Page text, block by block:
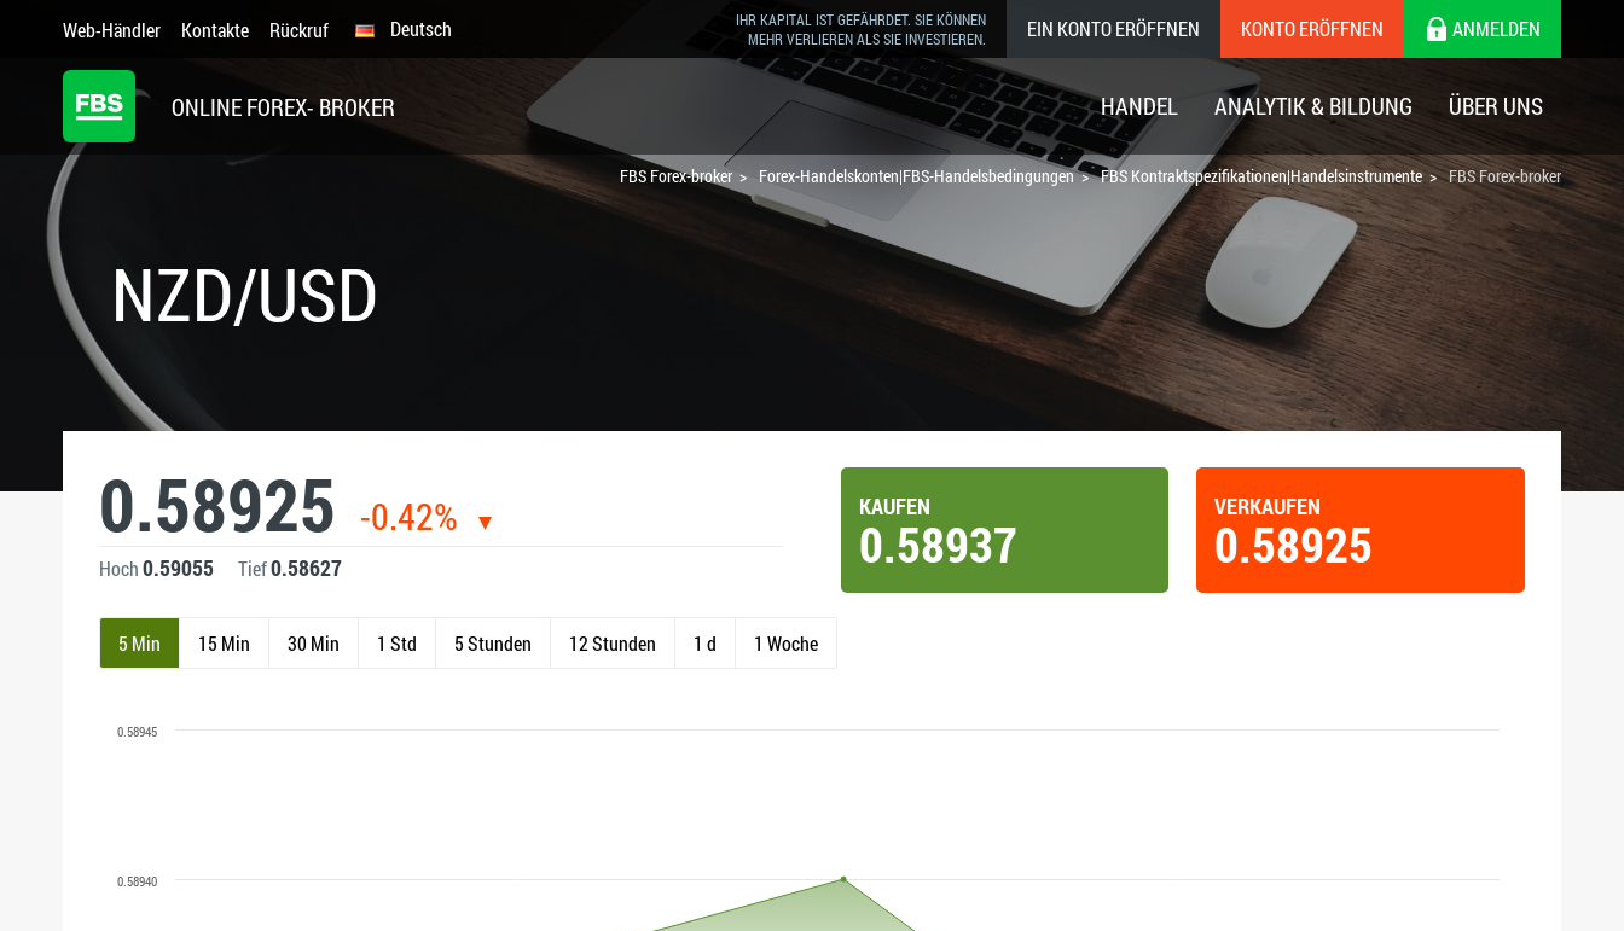
Web-Händler Kontakte Rückruf
IHR KAPITAL IST GEFÄHRDET. SIE KÖNNEN
MEHR VERLIEREN ALS SIE INVESTIEREN.
EIN KONTO ERÖFFNEN KONTO ERÖFFNEN ANMELDEN
Deutsch
ONLINE FOREX- BROKER HANDEL ANALYTIK & BILDUNG ÜBER UNS
FBS Forex-broker Forex-Handelskonten|FBS-Handelsbedingungen FBS Kontraktspezifikationen|Handelsinstrumente FBS Forex-broker
NZD/USD
0.58925 -0.42%
Hoch0.59055 Tief0.58627
KAUFEN
0.58937
VERKAUFEN
0.58925
5 Min 15 Min 30 Min 1 Std 5 Stunden 12 Stunden 1 d 1 Woche